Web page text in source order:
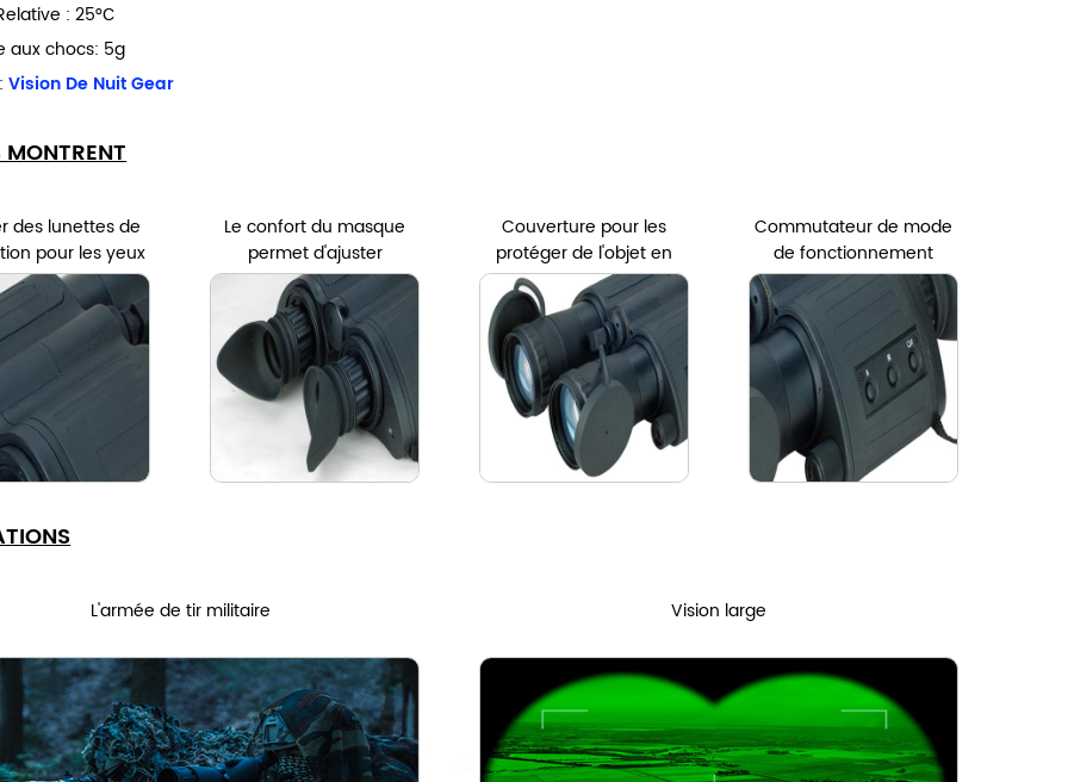
: 25°С
aux chocs: 5g
Vision De Nuit Gear
MONTRENT
des lunettes de
pour les yeux
la position
Le confort du masque
permet d'ajuster
Couverture pour les
protéger de l'objet en
verre
Commutateur de mode
de fonctionnement
L'armée de tir militaire Vision large